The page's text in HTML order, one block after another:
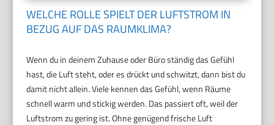
WELCHE ROLLE SPIELT DER LUFTSTROM IN
BEZUG AUF DAS RAUMKLIMA?
Wenn du in deinem Zuhause oder Büro ständig das Gefühl
hast, die Luft steht, oder es drückt und schwitzt, dann bist du
damit nicht allein. Viele kennen das Gefühl, wenn Räume
schnell warm und stickig werden. Das passiert oft, weil der
Luftstrom zu gering ist. Ohne genügend frische Luft